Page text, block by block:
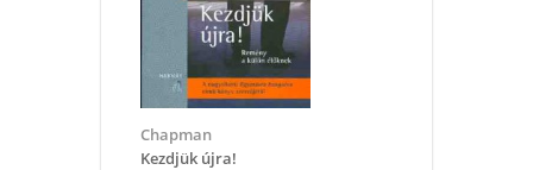
Chapman
Kezdjük újra!